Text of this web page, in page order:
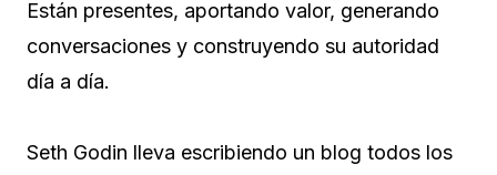
Están presentes, aportando valor, generando
conversaciones y construyendo su autoridad
día a día.
Seth Godin lleva escribiendo un blog todos los